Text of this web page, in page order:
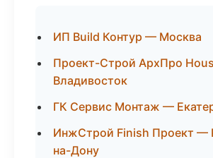
ИП Build Контур — Москва
Проект-Строй АрхПро
Владивосток
ГК Сервис Монтаж —
ИнжСтрой Finish Проект —
на-Дону